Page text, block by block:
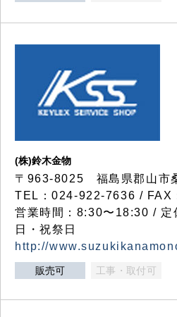
(株)鈴木金物
〒963-8025 福島県郡山市
TEL：024-922-7636 / FAX
営業時間：8:30〜18:30 / 定
日・祝祭日
http://
販売可 工事・取付可